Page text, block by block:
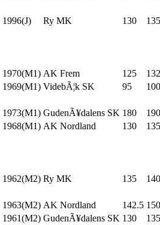
1996(J) Ry MK 130 135
1970(M1) AK Frem 125
1969(M1) VidebÃ¦k SK 95
100
1973(M1) GudenÃ¥dalens SK 180
190
1968(M1) AK Nordland 130 135
1962(M2) Ry MK 135
140
1963(M2) AK Nordland 142.5 150
1961(M2) GudenÃ¥dalens SK 130
135